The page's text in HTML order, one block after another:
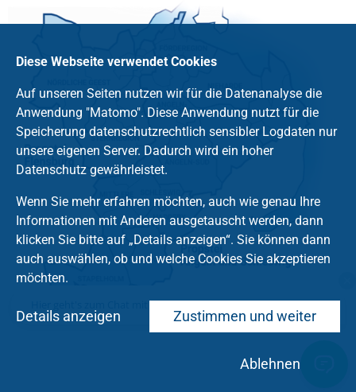
Diese Webseite verwendet Cookies
Auf unseren Seiten nutzen wir für die Datenanalyse die
Anwendung "Matomo". Diese Anwendung nutzt für die
Speicherung datenschutzrechtlich sensibler Logdaten nur
unsere eigenen Server. Dadurch wird ein hoher
Datenschutz gewährleistet.
Wenn Sie mehr erfahren möchten, auch wie genau Ihre
Informationen mit Anderen ausgetauscht werden, dann
klicken Sie bitte auf „Details anzeigen“. Sie können dann
auch auswählen, ob und welche Cookies Sie akzeptieren
möchten.
Zustimmen und weiter
Details anzeigen
Ablehnen
Hier geht's zum Chat mit dem Team des Kirchenkreises